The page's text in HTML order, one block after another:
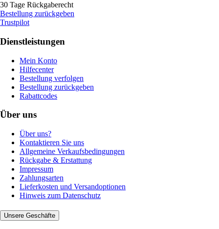
30 Tage Rückgaberecht
Bestellung zurückgeben
Trustpilot
Dienstleistungen
Mein Konto
Hilfecenter
Bestellung verfolgen
Bestellung zurückgeben
Rabattcodes
Über uns
Über uns?
Kontaktieren Sie uns
Allgemeine Verkaufsbedingungen
Rückgabe & Erstattung
Impressum
Zahlungsarten
Lieferkosten und Versandoptionen
Hinweis zum Datenschutz
Unsere Geschäfte